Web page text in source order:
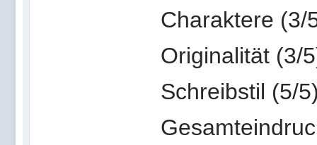
Charaktere (3/
Originalität (3/
Schreibstil (5/5):